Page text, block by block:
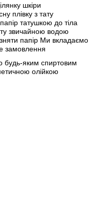
шкіри
плівку з тату
татушкою до тіла
звичайною водою
папір Ми вкладаємо
замовлення
будь-яким спиртовим
олійкою